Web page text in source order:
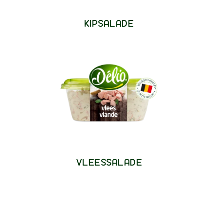
KIPSALADE
VLEESSALADE